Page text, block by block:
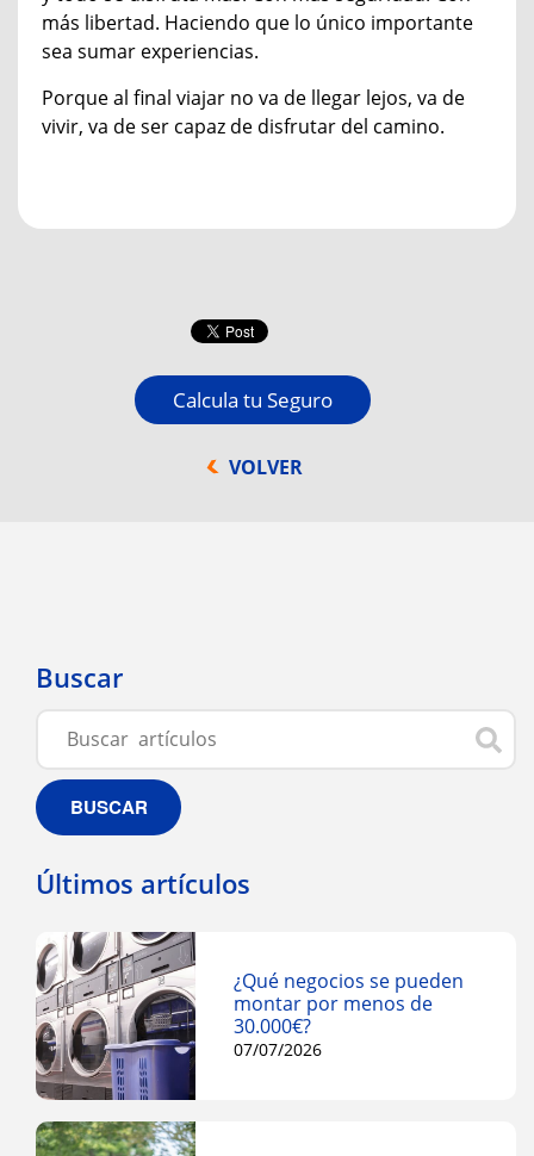
más libertad. Haciendo que lo único importante
sea sumar experiencias.
Porque al final viajar no va de llegar lejos, va de
vivir, va de ser capaz de disfrutar del camino.
Calcula tu Seguro
VOLVER
Buscar
BUSCAR
Últimos artículos
¿Qué negocios se pueden
montar por menos de
30.000€?
07/07/2026